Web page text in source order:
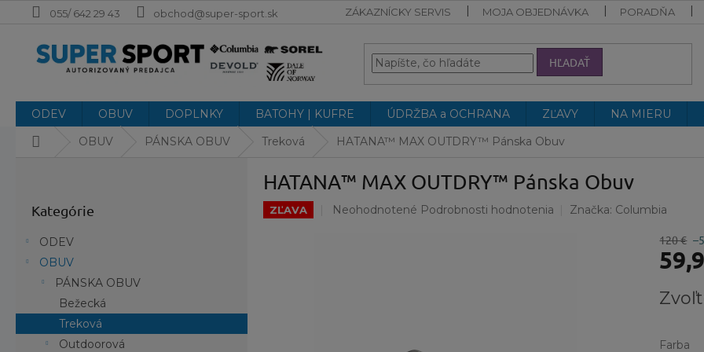
055/ 642 29 43 obchod@super-sport.sk ZÁKAZNÍCKY SERVIS MOJA OBJEDNÁVKA PORADŇA
HĽADAŤ
ODEV OBUV DOPLNKY BATOHY | KUFRE ÚDRŽBA a OCHRANA ZĽAVY NA MIERU
DomovOBUV PÁNSKA OBUV Treková HATANA™ MAX OUTDRY™ Pánska Obuv
kategórie
Kategórie
ODEV
OBUV
PÁNSKA OBUV
Bežecká
Treková
Outdoorová
HATANA™ MAX OUTDRY™ Pánska Obuv
ZĽAVA
Priemerné
Neohodnotené Podrobnosti hodnotenia Značka: Columbia
120 €
cena:
Farba